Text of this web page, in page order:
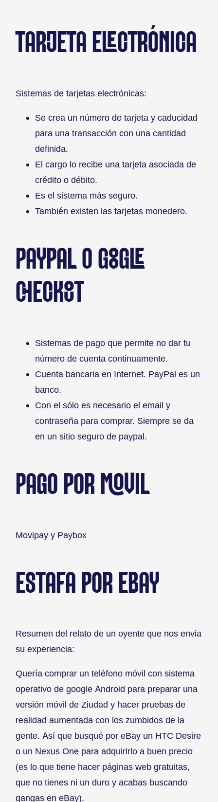
TARJETA ELECTRÓNICA
Sistemas de tarjetas electrónicas:
Se crea un número de tarjeta y caducidad
para una transacción con una cantidad
definida.
El cargo lo recibe una tarjeta asociada de
crédito o débito.
Es el sistema más seguro.
También existen las tarjetas monedero.
PAYPAL O GOOGLE
CHECKOUT
Sistemas de pago que permite no dar tu
número de cuenta continuamente.
Cuenta bancaria en Internet. PayPal es un
banco.
Con el sólo es necesario el email y
contraseña para comprar. Siempre se da
en un sitio seguro de paypal.
PAGO POR MOVIL
Movipay y Paybox
ESTAFA POR EBAY
Resumen del relato de un oyente que nos envia
su experiencia:
Quería comprar un teléfono móvil con sistema
operativo de google Android para preparar una
versión móvil de Ziudad y hacer pruebas de
realidad aumentada con los zumbidos de la
gente. Así que busqué por eBay un HTC Desire
o un Nexus One para adquirirlo a buen precio
(es lo que tiene hacer páginas web gratuitas,
que no tienes ni un duro y acabas buscando
gangas en eBay).